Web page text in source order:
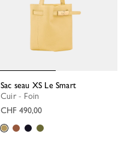
Sac seau XS Le Smart
Cuir - Foin
CHF 490,00